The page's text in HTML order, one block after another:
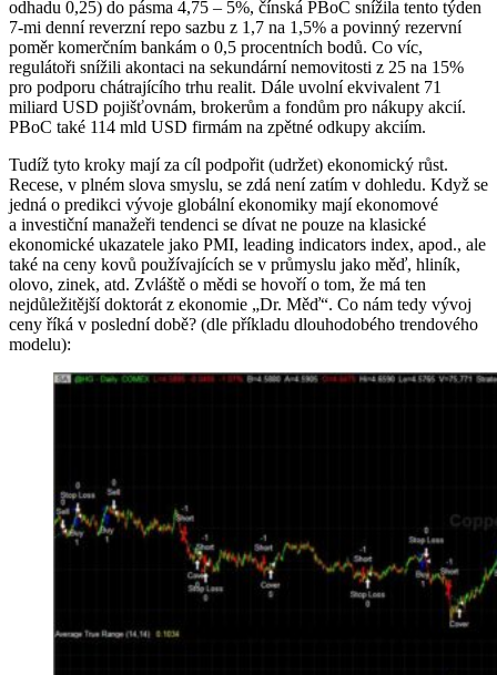
odhadu 0,25) do pásma 4,75 – 5%, čínská PBoC snížila tento týden
7-mi denní reverzní repo sazbu z 1,7 na 1,5% a povinný rezervní
poměr komerčním bankám o 0,5 procentních bodů. Co víc,
regulátoři snížili akontaci na sekundární nemovitosti z 25 na 15%
pro podporu chátrajícího trhu realit. Dále uvolní ekvivalent 71
miliard USD pojišťovnám, brokerům a fondům pro nákupy akcií.
PBoC také 114 mld USD firmám na zpětné odkupy akciím.
Tudíž tyto kroky mají za cíl podpořit (udržet) ekonomický růst.
Recese, v plném slova smyslu, se zdá není zatím v dohledu. Když se
jedná o predikci vývoje globální ekonomiky mají ekonomové
a investiční manažeři tendenci se dívat ne pouze na klasické
ekonomické ukazatele jako PMI, leading indicators index, apod., ale
také na ceny kovů používajících se v průmyslu jako měď, hliník,
olovo, zinek, atd. Zvláště o mědi se hovoří o tom, že má ten
nejdůležitější doktorát z ekonomie „Dr. Měď“. Co nám tedy vývoj
ceny říká v poslední době? (dle příkladu dlouhodobého trendového
modelu):